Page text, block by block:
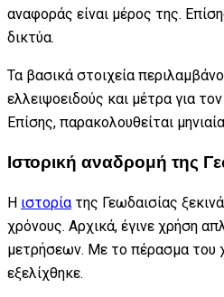
αναφοράς είναι μέρος της.
δικτύα.
Τα βασικά στοιχεία
ελλειψοειδούς και μέτρα για
Επίσης, παρακολουθείται
Ιστορική αναδρομή της
Η ιστορίατης Γεωδαισίας
χρόνους. Αρχικά, έγινε χρήση
μετρήσεων. Με το πέρασμα του
εξελίχθηκε.